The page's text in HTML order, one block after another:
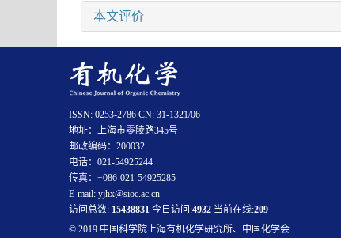
本文评价
ISSN: 0253-2786 CN: 31-1321/06
地址：上海市零陵路345号
邮政编码：200032
电话：021-54925244
传真：+086-021-54925285
E-mail: yjhx@sioc.ac.cn
访问总数: 15438831 今日访问:4932 当前在线:209
© 2019 中国科学院上海有机化学研究所、中国化学会